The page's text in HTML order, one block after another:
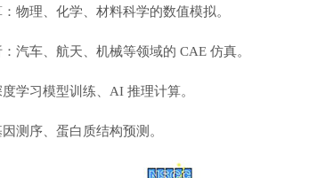
物理、化学、材料科学的数值模拟。
汽车、航天、机械等领域的 CAE 仿真。
学习模型训练、AI 推理计算。
测序、蛋白质结构预测。